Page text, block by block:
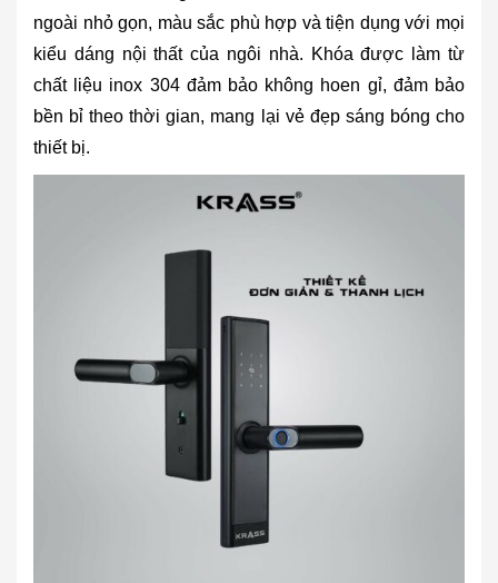
ngoài nhỏ gọn, màu sắc phù hợp và tiện dụng với mọi
kiểu dáng nội thất của ngôi nhà. Khóa được làm từ
chất liệu inox 304 đảm bảo không hoen gỉ, đảm bảo
bền bỉ theo thời gian, mang lại vẻ đẹp sáng bóng cho
thiết bị.